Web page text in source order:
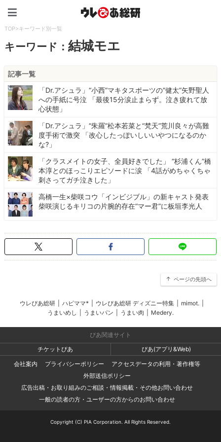
TOP>キーワード別一覧
キーワード：結城モエ
記事一覧
「Dr.アシュラ」“小西”マキタスポーツの“健太”矢野聖人
への手紙に号泣 「最後15分涙止まらず。泣き疲れて放
心状態」
「Dr.アシュラ」“朱羅”松本若菜と“梵天”荒川良々が高難
度手術で激突 「改心したっぽいしいいやつになるのか
な?️」
「クラスメイトの女子、全員好きでした」 “杉浦くん”橋
本淳とのほっこりエピソードに涙 「4話がめちゃくちゃ
刺さってガチ泣きした」
高橋一生×柴咲コウ「インビジブル」の新キャスト発表
柴咲演じるキリコの片腕的存在“マー君”に板垣李光人
ページの先頭へ
ウレぴあ総研 ハピママ* ウレぴあ総研 ディズニー特集 mimot.
うまいめし
うまいパン うまい肉 Medery.
ぴあ関連サイト
チケットぴあ
ぴあ(アプリ&Web)
会社案内
プライバシーポリシー
アクセスデータの利用・著作権等
外部送信ポリシー
広告出稿・お取り組みのご相談・情報掲載・その他お問い合わせ
一般の読者の方・ユーザーの方からのお問い合わせ
Copyright (C) PIA Corporation. All Rights Reserved.